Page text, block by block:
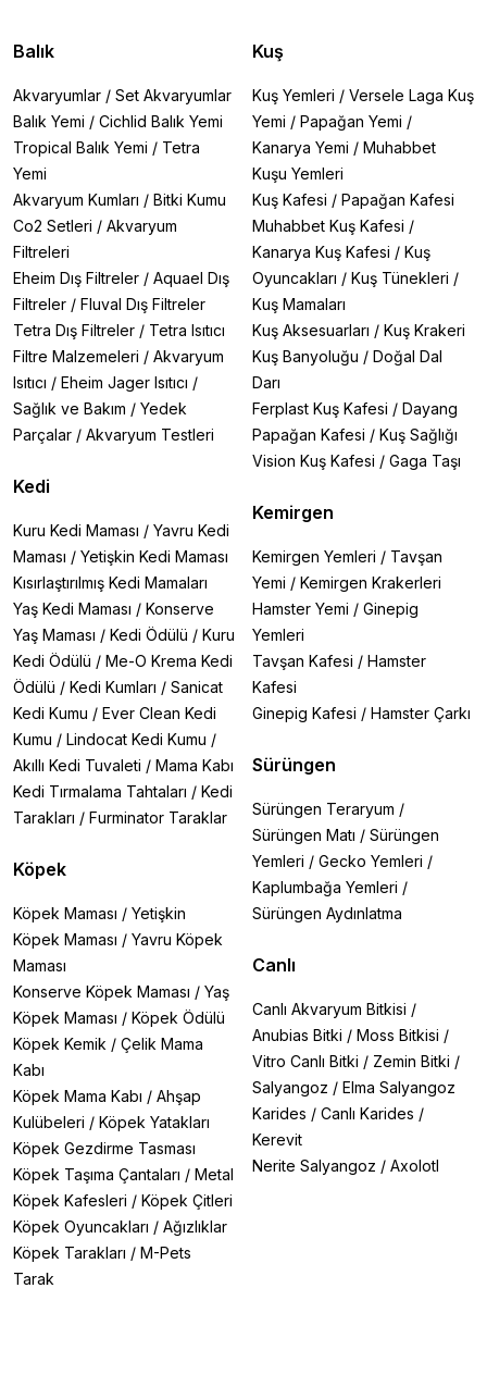
Balık
Akvaryumlar / Set Akvaryumlar
Balık Yemi / Cichlid Balık Yemi
Tropical Balık Yemi / Tetra
Yemi
Akvaryum Kumları / Bitki Kumu
Co2 Setleri / Akvaryum
Filtreleri
Eheim Dış Filtreler / Aquael Dış
Filtreler / Fluval Dış Filtreler
Tetra Dış Filtreler / Tetra Isıtıcı
Filtre Malzemeleri / Akvaryum
Isıtıcı / Eheim Jager Isıtıcı /
Sağlık ve Bakım / Yedek
Parçalar / Akvaryum Testleri
Kedi
Kuru Kedi Maması / Yavru Kedi
Maması / Yetişkin Kedi Maması
Kısırlaştırılmış Kedi Mamaları
Yaş Kedi Maması / Konserve
Yaş Maması / Kedi Ödülü / Kuru
Kedi Ödülü / Me-O Krema Kedi
Ödülü / Kedi Kumları / Sanicat
Kedi Kumu / Ever Clean Kedi
Kumu / Lindocat Kedi Kumu /
Akıllı Kedi Tuvaleti / Mama Kabı
Kedi Tırmalama Tahtaları / Kedi
Tarakları / Furminator Taraklar
Köpek
Köpek Maması / Yetişkin
Köpek Maması / Yavru Köpek
Maması
Konserve Köpek Maması / Yaş
Köpek Maması / Köpek Ödülü
Köpek Kemik / Çelik Mama
Kabı
Köpek Mama Kabı / Ahşap
Kulübeleri / Köpek Yatakları
Köpek Gezdirme Tasması
Köpek Taşıma Çantaları / Metal
Köpek Kafesleri / Köpek Çitleri
Köpek Oyuncakları / Ağızlıklar
Köpek Tarakları / M-Pets
Tarak
Kuş
Kuş Yemleri / Versele Laga Kuş
Yemi / Papağan Yemi /
Kanarya Yemi / Muhabbet
Kuşu Yemleri
Kuş Kafesi / Papağan Kafesi
Muhabbet Kuş Kafesi /
Kanarya Kuş Kafesi / Kuş
Oyuncakları / Kuş Tünekleri /
Kuş Mamaları
Kuş Aksesuarları / Kuş Krakeri
Kuş Banyoluğu / Doğal Dal
Darı
Ferplast Kuş Kafesi / Dayang
Papağan Kafesi / Kuş Sağlığı
Vision Kuş Kafesi / Gaga Taşı
Kemirgen
Kemirgen Yemleri / Tavşan
Yemi / Kemirgen Krakerleri
Hamster Yemi / Ginepig
Yemleri
Tavşan Kafesi / Hamster
Kafesi
Ginepig Kafesi / Hamster Çarkı
Sürüngen
Sürüngen Teraryum /
Sürüngen Matı / Sürüngen
Yemleri / Gecko Yemleri /
Kaplumbağa Yemleri /
Sürüngen Aydınlatma
Canlı
Canlı Akvaryum Bitkisi /
Anubias Bitki / Moss Bitkisi /
Vitro Canlı Bitki / Zemin Bitki /
Salyangoz / Elma Salyangoz
Karides / Canlı Karides /
Kerevit
Nerite Salyangoz / Axolotl